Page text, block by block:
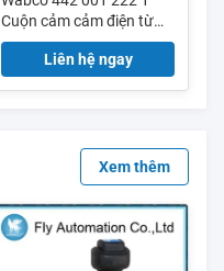
Cuộn cảm cảm điện từ
cho Van Hệ thống Hãm
AntilockLiên hệ ngay
Xem thêm